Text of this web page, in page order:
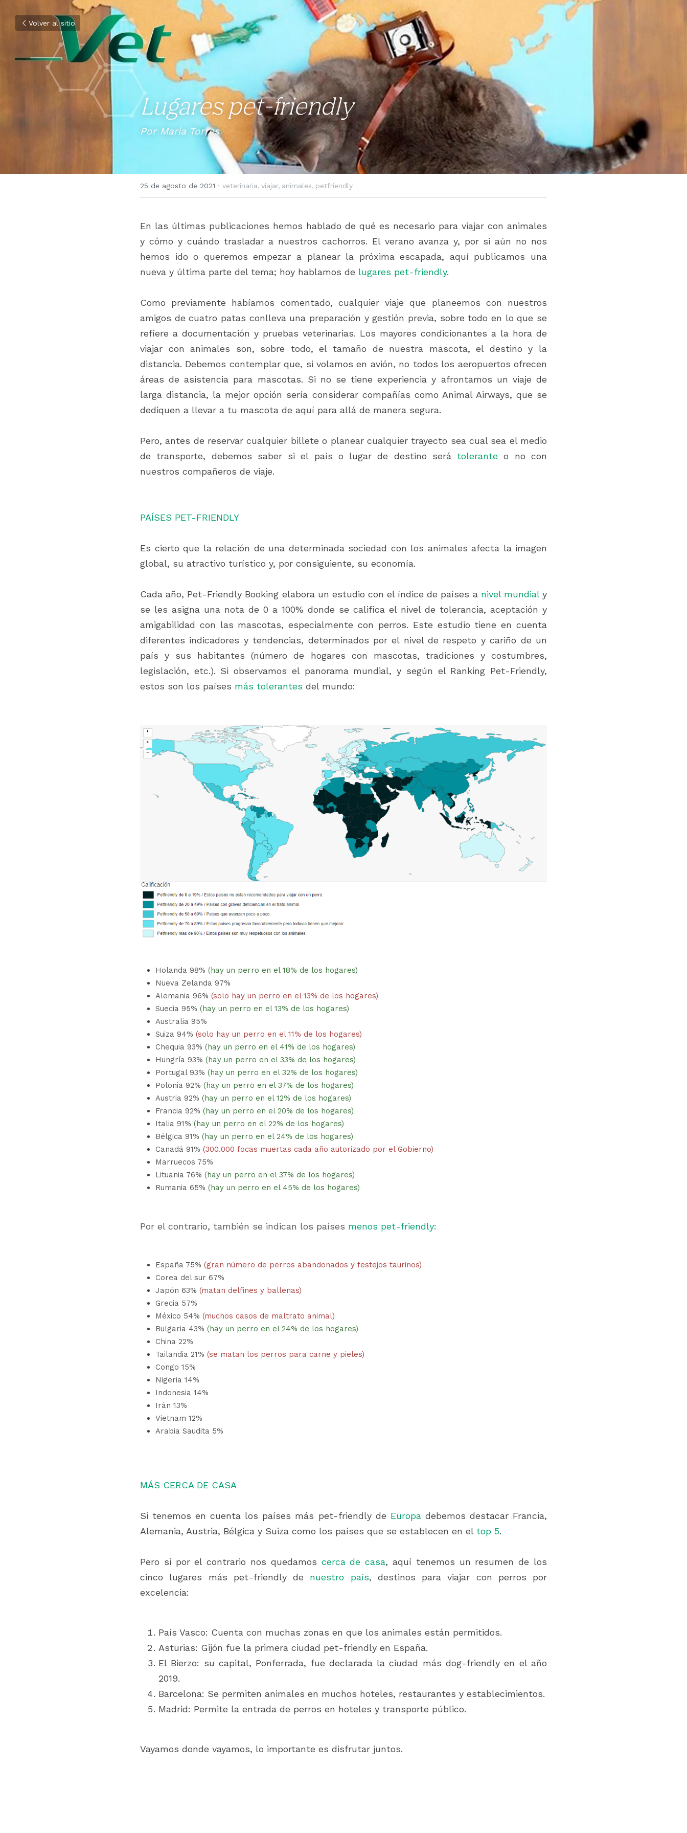
Volver al sitio
Lugares pet-friendly
Por Maria Torres
25 de agosto de 2021 · veterinaria, viajar, animales, petfriendly
En las últimas publicaciones hemos hablado de qué es necesario para viajar con animales
y cómo y cuándo trasladar a nuestros cachorros. El verano avanza y, por si aún no nos
hemos ido o queremos empezar a planear la próxima escapada, aquí publicamos una
nueva y última parte del tema; hoy hablamos de lugares pet-friendly.
Como previamente habíamos comentado, cualquier viaje que planeemos con nuestros
amigos de cuatro patas conlleva una preparación y gestión previa, sobre todo en lo que se
refiere a documentación y pruebas veterinarias. Los mayores condicionantes a la hora de
viajar con animales son, sobre todo, el tamaño de nuestra mascota, el destino y la
distancia. Debemos contemplar que, si volamos en avión, no todos los aeropuertos ofrecen
áreas de asistencia para mascotas. Si no se tiene experiencia y afrontamos un viaje de
larga distancia, la mejor opción sería considerar compañías como Animal Airways, que se
dediquen a llevar a tu mascota de aquí para allá de manera segura.
Pero, antes de reservar cualquier billete o planear cualquier trayecto sea cual sea el medio
de transporte, debemos saber si el país o lugar de destino será tolerante o no con
nuestros compañeros de viaje.
PAÍSES PET-FRIENDLY
Es cierto que la relación de una determinada sociedad con los animales afecta la imagen
global, su atractivo turístico y, por consiguiente, su economía.
Cada año, Pet-Friendly Booking elabora un estudio con el índice de países a nivel mundial y
se les asigna una nota de 0 a 100% donde se califica el nivel de tolerancia, aceptación y
amigabilidad con las mascotas, especialmente con perros. Este estudio tiene en cuenta
diferentes indicadores y tendencias, determinados por el nivel de respeto y cariño de un
país y sus habitantes (número de hogares con mascotas, tradiciones y costumbres,
legislación, etc.). Si observamos el panorama mundial, y según el Ranking Pet-Friendly,
estos son los países más tolerantes del mundo:
Holanda 98% (hay un perro en el 18% de los hogares)
Nueva Zelanda 97%
Alemania 96% (solo hay un perro en el 13% de los hogares)
Suecia 95% (hay un perro en el 13% de los hogares)
Australia 95%
Suiza 94% (solo hay un perro en el 11% de los hogares)
Chequia 93% (hay un perro en el 41% de los hogares)
Hungría 93% (hay un perro en el 33% de los hogares)
Portugal 93% (hay un perro en el 32% de los hogares)
Polonia 92% (hay un perro en el 37% de los hogares)
Austria 92% (hay un perro en el 12% de los hogares)
Francia 92% (hay un perro en el 20% de los hogares)
Italia 91% (hay un perro en el 22% de los hogares)
Bélgica 91% (hay un perro en el 24% de los hogares)
Canadá 91% (300.000 focas muertas cada año autorizado por el Gobierno)
Marruecos 75%
Lituania 76% (hay un perro en el 37% de los hogares)
Rumania 65% (hay un perro en el 45% de los hogares)
Por el contrario, también se indican los países menos pet-friendly:
España 75% (gran número de perros abandonados y festejos taurinos)
Corea del sur 67%
Japón 63% (matan delfines y ballenas)
Grecia 57%
México 54% (muchos casos de maltrato animal)
Bulgaria 43% (hay un perro en el 24% de los hogares)
China 22%
Tailandia 21% (se matan los perros para carne y pieles)
Congo 15%
Nigeria 14%
Indonesia 14%
Irán 13%
Vietnam 12%
Arabia Saudita 5%
MÁS CERCA DE CASA
Si tenemos en cuenta los países más pet-friendly de Europa debemos destacar Francia,
Alemania, Austria, Bélgica y Suiza como los países que se establecen en el top 5.
Pero si por el contrario nos quedamos cerca de casa, aquí tenemos un resumen de los
cinco lugares más pet-friendly de nuestro país, destinos para viajar con perros por
excelencia:
País Vasco: Cuenta con muchas zonas en que los animales están permitidos.
Asturias: Gijón fue la primera ciudad pet-friendly en España.
El Bierzo: su capital, Ponferrada, fue declarada la ciudad más dog-friendly en el año
2019.
Barcelona: Se permiten animales en muchos hoteles, restaurantes y establecimientos.
Madrid: Permite la entrada de perros en hoteles y transporte público.
Vayamos donde vayamos, lo importante es disfrutar juntos.